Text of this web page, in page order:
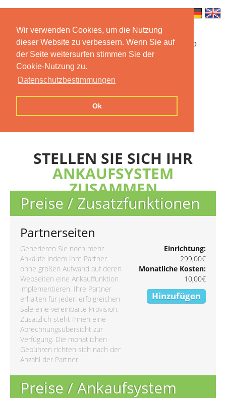
Wir verwenden Cookies, um die Nutzung
dieser Website zu verbessern. Wenn Sie auf
der Seite weitersurfen stimmen Sie der
Cookie-Nutzung zu.
Datenschutzbestimmungen
Ok
Startseite Funktionen Mobile App
Preise
Kontakt Impressum
STELLEN SIE SICH IHR
ANKAUFSYSTEM
ZUSAMMEN
Preise / Zusatzfunktionen
Partnerseiten
Generieren Sie noch mehr
Ankäufe indem Ihre Partner
ohne großen Aufwand auf deren
Webseiten eine Ankauffunktion
implementieren. Ihre Partner
erhalten für jeden erfolgreichen
Sale eine vereinbarte Provision.
Zusätzlich steht Ihnen eine
Abrechnungsübersicht zur
Verfügung. Die monatlichen
Gebühren richten sich nach der
Anzahl der Partner.
Einrichtung:
299,00€
Monatliche Kosten:
10,00€
Hinzufügen
Preise / Ankaufsystem